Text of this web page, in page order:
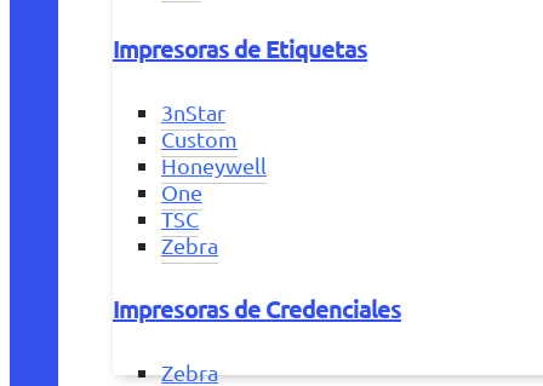
Impresoras de Etiquetas
3nStar
Custom
Honeywell
One
TSC
Zebra
Impresoras de Credenciales
Zebra